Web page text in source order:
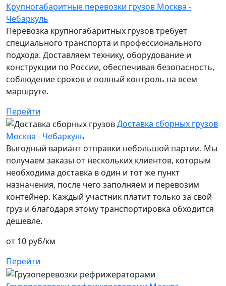
Крупногабаритные перевозки грузов Москва -
Чебаркуль
Перевозка крупногабаритных грузов требует
специального транспорта и профессионального
подхода. Доставляем технику, оборудование и
конструкции по России, обеспечивая безопасность,
соблюдение сроков и полный контроль на всем
маршруте.
Перейти
Доставка сборных грузов
Москва - Чебаркуль
Выгодный вариант отправки небольшой партии. Мы
получаем заказы от нескольких клиентов, которым
необходима доставка в один и тот же пункт
назначения, после чего заполняем и перевозим
контейнер. Каждый участник платит только за свой
груз и благодаря этому транспортировка обходится
дешевле.
от 10 руб/км
Перейти